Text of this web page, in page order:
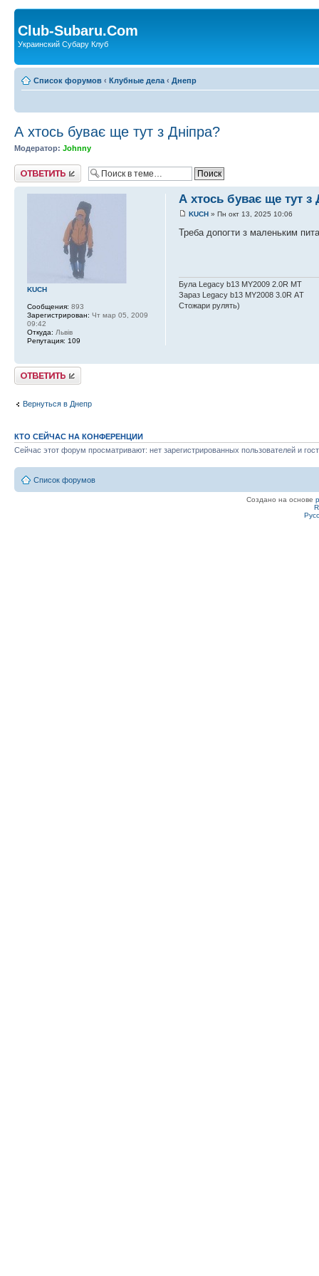
Club-Subaru.Com
Украинский Субару Клуб
Список форумов ‹ Клубные дела ‹ Днепр
А хтось буває ще тут з Дніпра?
Модератор: Johnny
Ответить
А хтось буває ще тут з
KUCH» Пн окт 13, 2025 10:06
Треба допогти з маленьким
Була Legacy b13 MY2009 2.0R MT
Зараз Legacy b13 MY2008 3.0R АT
Стожари рулять)
KUCH
Сообщения: 893
Зарегистрирован: Чт мар 05, 2009
09:42
Откуда: Львів
Репутация: 109
Ответить
Вернуться в Днепр
КТО СЕЙЧАС НА КОНФЕРЕНЦИИ
Сейчас этот форум просматривают: нет зарегистрированных пользователей и
Список форумов
Создано на основе